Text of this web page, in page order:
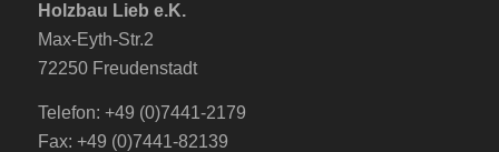
Holzbau Lieb e.K.
Max-Eyth-Str.2
72250 Freudenstadt
Telefon: +49 (0)7441-2179
Fax: +49 (0)7441-82139